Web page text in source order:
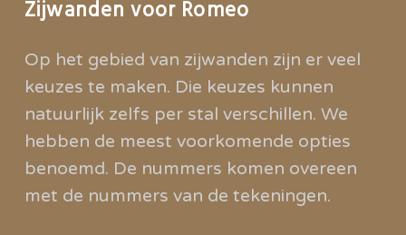
Zijwanden voor Romeo
Op het gebied van zijwanden zijn er veel
keuzes te maken. Die keuzes kunnen
natuurlijk zelfs per stal verschillen. We
hebben de meest voorkomende opties
benoemd. De nummers komen overeen
met de nummers van de tekeningen.